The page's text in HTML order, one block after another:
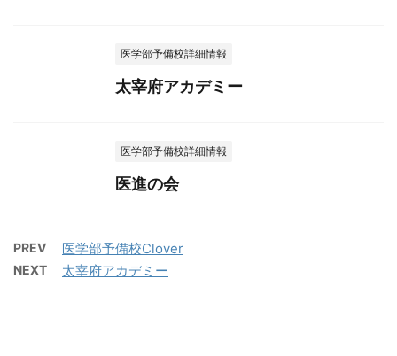
医学部予備校詳細情報
太宰府アカデミー
医学部予備校詳細情報
医進の会
PREV 医学部予備校Clover
NEXT 太宰府アカデミー